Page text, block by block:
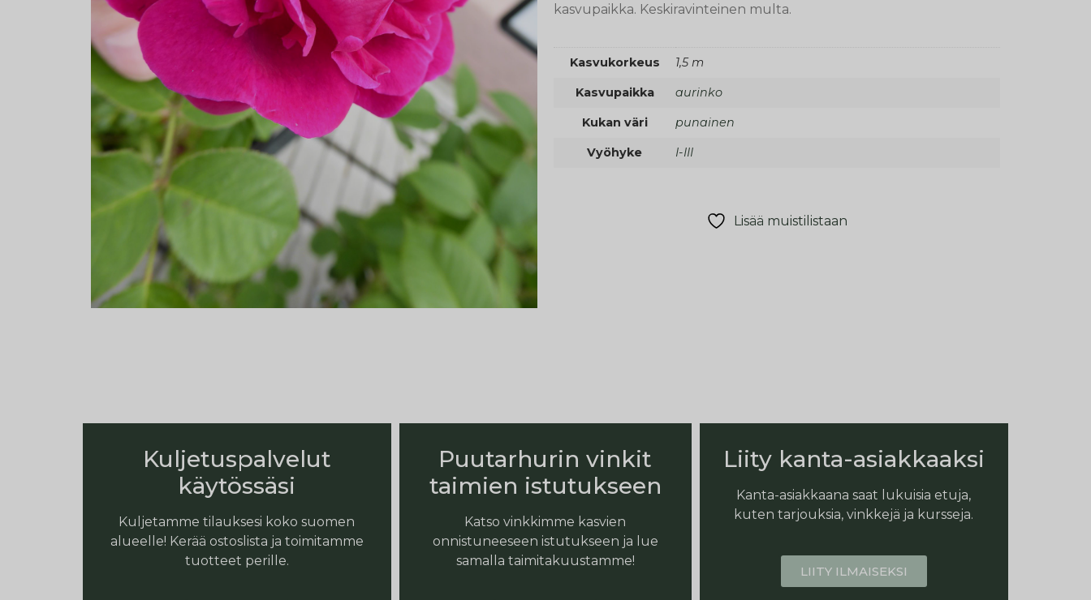
kasvupaikka. Keskiravinteinen multa.
Kasvukorkeus 1,5 m
Kasvupaikka aurinko
Kukan väri punainen
Vyöhyke I-III
Lisää muistilistaan
Kuljetuspalvelut
käytössäsi
Kuljetamme tilauksesi koko suomen
alueelle! Kerää ostoslista ja toimitamme
tuotteet perille.
Puutarhurin vinkit
taimien istutukseen
Katso vinkkimme kasvien
onnistuneeseen istutukseen ja lue
samalla taimitakuustamme!
Liity kanta-asiakkaaksi
Kanta-asiakkaana saat lukuisia etuja,
kuten tarjouksia, vinkkejä ja kursseja.
LIITY ILMAISEKSI